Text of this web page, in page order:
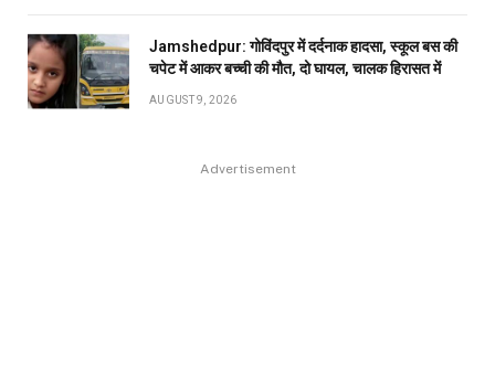
Jamshedpur: गोविंदपुर में दर्दनाक हादसा, स्कूल बस की
चपेट में आकर बच्ची की मौत, दो घायल, चालक हिरासत में
AUGUST 9, 2026
Advertisement